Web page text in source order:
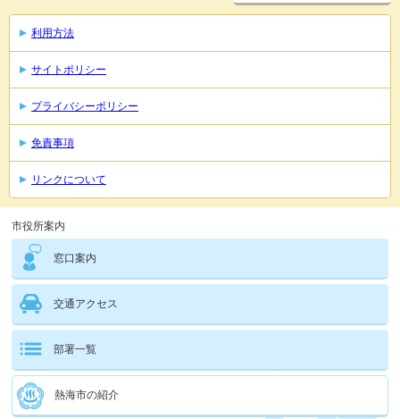
利用方法
サイトポリシー
プライバシーポリシー
免責事項
リンクについて
市役所案内
窓口案内
交通アクセス
部署一覧
熱海市の紹介